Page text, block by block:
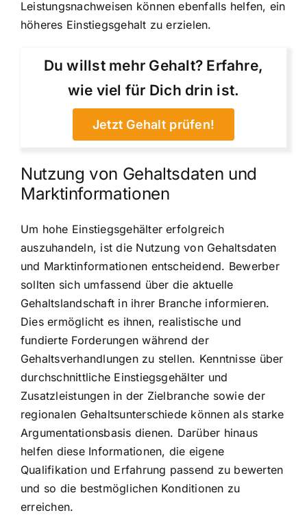
Leistungsnachweisen können ebenfalls helfen, ein
höheres Einstiegsgehalt zu erzielen.
Du willst mehr Gehalt? Erfahre,
wie viel für Dich drin ist.
Jetzt Gehalt prüfen!
Nutzung von Gehaltsdaten und
Marktinformationen
Um hohe Einstiegsgehälter erfolgreich
auszuhandeln, ist die Nutzung von Gehaltsdaten
und Marktinformationen entscheidend. Bewerber
sollten sich umfassend über die aktuelle
Gehaltslandschaft in ihrer Branche informieren.
Dies ermöglicht es ihnen, realistische und
fundierte Forderungen während der
Gehaltsverhandlungen zu stellen. Kenntnisse über
durchschnittliche Einstiegsgehälter und
Zusatzleistungen in der Zielbranche sowie der
regionalen Gehaltsunterschiede können als starke
Argumentationsbasis dienen. Darüber hinaus
helfen diese Informationen, die eigene
Qualifikation und Erfahrung passend zu bewerten
und so die bestmöglichen Konditionen zu
erreichen.